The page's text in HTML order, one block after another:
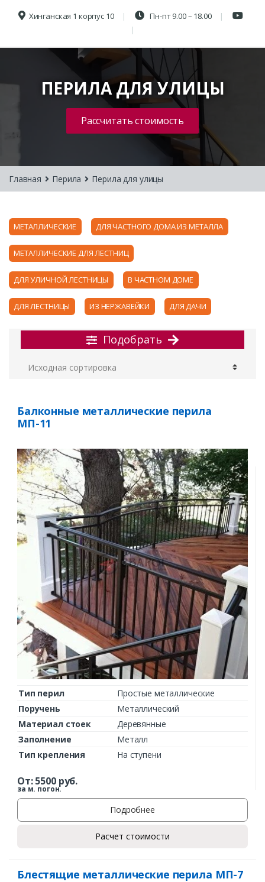
Хинганская 1 корпус 10 Пн-пт 9.00 – 18.00
ПЕРИЛА ДЛЯ УЛИЦЫ
Рассчитать стоимость
Главная Перила Перила для улицы
МЕТАЛЛИЧЕСКИЕ ДЛЯ ЧАСТНОГО ДОМА ИЗ МЕТАЛЛА
МЕТАЛЛИЧЕСКИЕ ДЛЯ ЛЕСТНИЦ
ДЛЯ УЛИЧНОЙ ЛЕСТНИЦЫ В ЧАСТНОМ ДОМЕ
ДЛЯ ЛЕСТНИЦЫ ИЗ НЕРЖАВЕЙКИ ДЛЯ ДАЧИ
Подобрать
Балконные металлические перила
МП-11
Тип перил
Простые металлические
Поручень
Металлический
Материал стоек
Деревянные
Заполнение
Металл
Тип крепления
На ступени
От:5500руб.
за м. погон.
Подробнее
Расчет стоимости
Блестящие металлические перила МП-7